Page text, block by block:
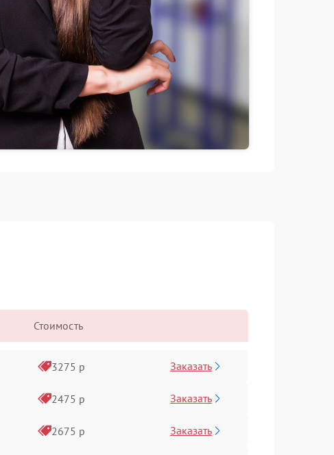
Стоимость
3275 р Заказать
2475 р Заказать
2675 р Заказать